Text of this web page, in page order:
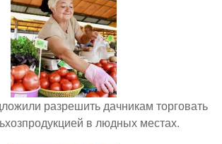
разрешить дачникам торговать
в людных местах.